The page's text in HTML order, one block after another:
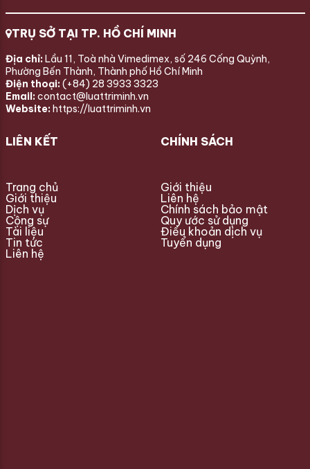
TRỤ SỞ TẠI TP. HỒ CHÍ MINH
Địa chỉ: Lầu 11, Toà nhà Vimedimex, số 246 Cống Quỳnh,
Phường Bến Thành, Thành phố Hồ Chí Minh
Điện thoại: (+84) 28 3933 3323
Email: contact@luattriminh.vn
Website: https://luattriminh.vn
LIÊN KẾT
Trang chủ
Giới thiệu
Dịch vụ
Cộng sự
Tài liệu
Tin tức
Liên hệ
CHÍNH SÁCH
Giới thiệu
Liên hệ
Chính sách bảo mật
Quy ước sử dụng
Điều khoản dịch vụ
Tuyển dụng